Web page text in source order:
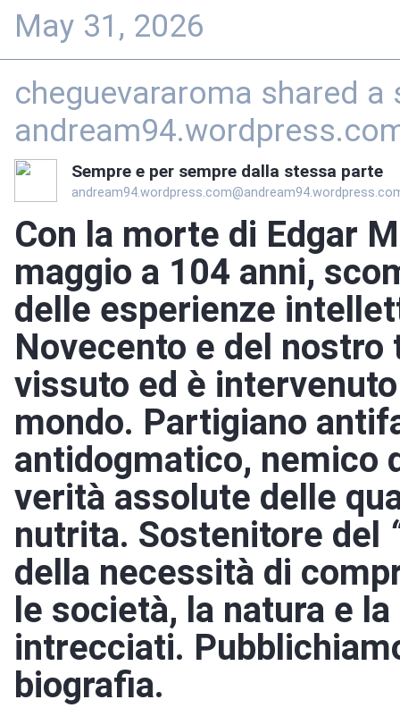
May 31, 2026
cheguevararoma shared a
Sempre e per sempre dalla stessa parte
Con la morte di Edgar
maggio a 104 anni,
delle esperienze
Novecento e del
vissuto ed è
mondo. Partigiano
antidogmatico, nemico
verità assolute delle
nutrita. Sostenitore del
della necessità di
le società, la natura e
intrecciati.
biografia.